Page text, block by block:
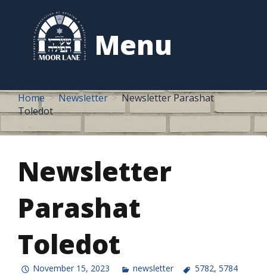
Menu
content
Home Newsletter
Newsletter Parashat
Toledot
Newsletter
Parashat
Toledot
November 15, 2023 newsletter 5782, 5784